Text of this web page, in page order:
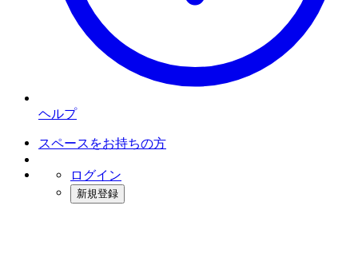
ヘルプ
スペースをお持ちの方
ログイン
新規登録